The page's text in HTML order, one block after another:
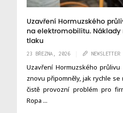
Uzavření Hormuzského
na elektromobilitu. Náklady
tlaku
23 BŘEZNA, 2026 NEWSLETTER
Uzavření Hormuzského
znovu připomněly, jak rychle
čistě provozní problém pro
Ropa ...